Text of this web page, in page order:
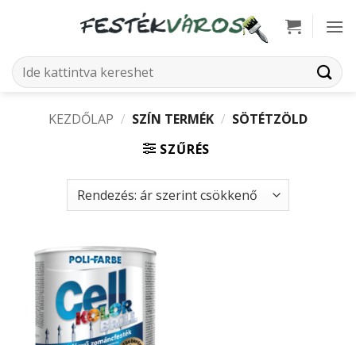
Keresés
a
KEZDŐLAP / SZÍN TERMÉK / SÖTÉTZÖLD
SZŰRÉS